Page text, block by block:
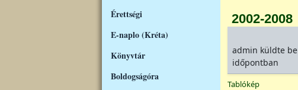
Érettségi
E-naplo (Kréta)
Könyvtár
Boldogságóra
2002-2008
admin küldte be
időpontban
Tablókép